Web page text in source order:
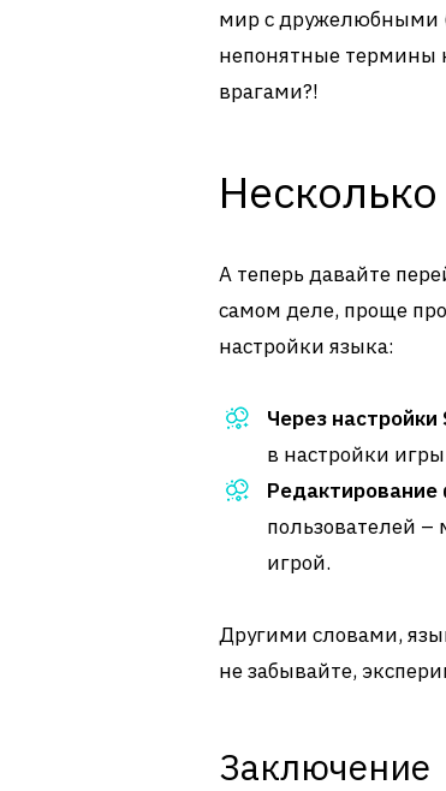
мир с дружелюбными
непонятные термины
врагами?!
А теперь давайте
самом деле, проще
настройки языка:
Через настройки
в настройки
Редактирование
пользователей
игрой.
Другими словами,
не забывайте,
Заключение